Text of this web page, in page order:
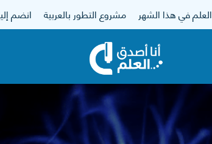
العلم في هذا الشهر مشروع التطور بالعربية انضم